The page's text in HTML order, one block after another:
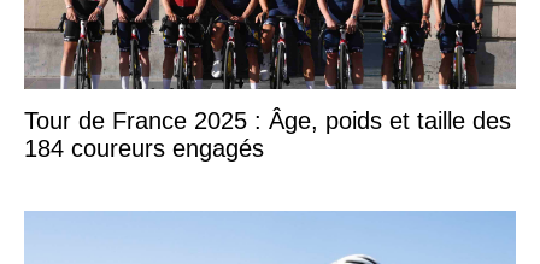
Tour de France 2025 : Âge, poids et taille des
184 coureurs engagés